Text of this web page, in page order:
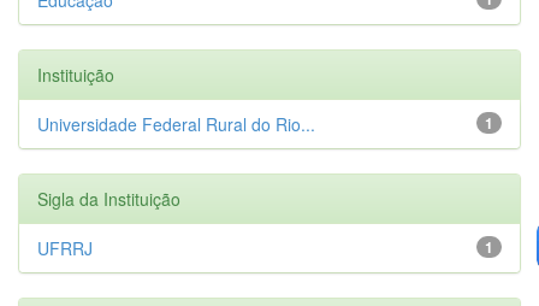
Instituição
1
Universidade Federal Rural do Rio...
Sigla da Instituição
1
UFRRJ